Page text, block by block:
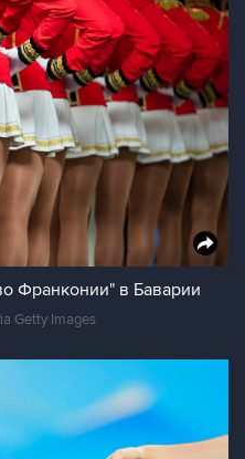
Франконии" в Баварии
Getty Images